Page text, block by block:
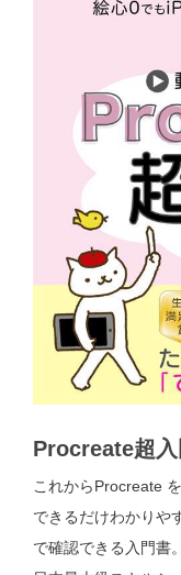
Procreate超入
これからProcreate
できるだけわかりや
で確認できる入門書。